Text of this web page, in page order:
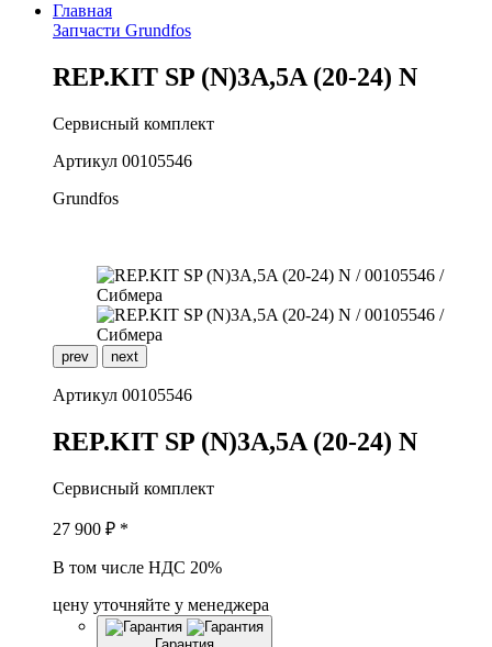
Главная
Запчасти Grundfos
REP.KIT SP (N)3A,5A (20-24) N
Сервисный комплект
Артикул 00105546
Grundfos
prev next
Артикул 00105546
REP.KIT SP (N)3A,5A (20-24) N
Сервисный комплект
27 900 ₽ *
В том числе НДС 20%
цену уточняйте у менеджера